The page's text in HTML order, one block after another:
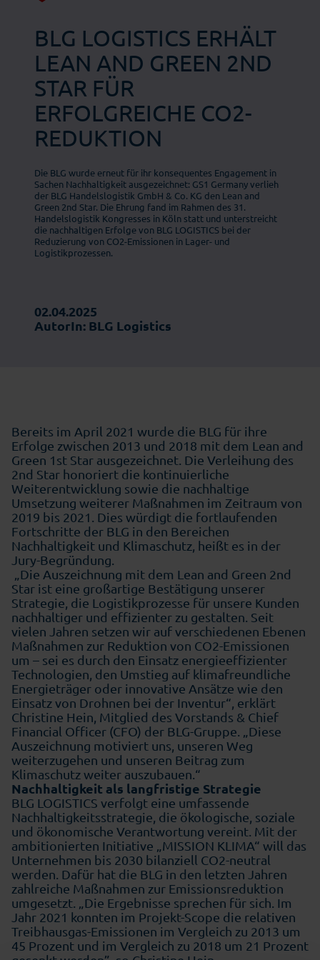
BLG LOGISTICS ERHÄLT
LEAN AND GREEN 2ND
STAR FÜR
ERFOLGREICHE CO2-
REDUKTION
Die BLG wurde erneut für ihr konsequentes Engagement in
Sachen Nachhaltigkeit ausgezeichnet: GS1 Germany verlieh
der BLG Handelslogistik GmbH & Co. KG den Lean and
Green 2nd Star. Die Ehrung fand im Rahmen des 31.
Handelslogistik Kongresses in Köln statt und unterstreicht
die nachhaltigen Erfolge von BLG LOGISTICS bei der
Reduzierung von CO2-Emissionen in Lager- und
Logistikprozessen.
02.04.2025
AutorIn: BLG Logistics
Bereits im April 2021 wurde die BLG für ihre
Erfolge zwischen 2013 und 2018 mit dem Lean and
Green 1st Star ausgezeichnet. Die Verleihung des
2nd Star honoriert die kontinuierliche
Weiterentwicklung sowie die nachhaltige
Umsetzung weiterer Maßnahmen im Zeitraum von
2019 bis 2021. Dies würdigt die fortlaufenden
Fortschritte der BLG in den Bereichen
Nachhaltigkeit und Klimaschutz, heißt es in der
Jury-Begründung.
„Die Auszeichnung mit dem Lean and Green 2nd
Star ist eine großartige Bestätigung unserer
Strategie, die Logistikprozesse für unsere Kunden
nachhaltiger und effizienter zu gestalten. Seit
vielen Jahren setzen wir auf verschiedenen Ebenen
Maßnahmen zur Reduktion von CO2-Emissionen
um – sei es durch den Einsatz energieeffizienter
Technologien, den Umstieg auf klimafreundliche
Energieträger oder innovative Ansätze wie den
Einsatz von Drohnen bei der Inventur“, erklärt
Christine Hein, Mitglied des Vorstands & Chief
Financial Officer (CFO) der BLG-Gruppe. „Diese
Auszeichnung motiviert uns, unseren Weg
weiterzugehen und unseren Beitrag zum
Klimaschutz weiter auszubauen.“
Nachhaltigkeit als langfristige Strategie
BLG LOGISTICS verfolgt eine umfassende
Nachhaltigkeitsstrategie, die ökologische, soziale
und ökonomische Verantwortung vereint. Mit der
ambitionierten Initiative „MISSION KLIMA“ will das
Unternehmen bis 2030 bilanziell CO2-neutral
werden. Dafür hat die BLG in den letzten Jahren
zahlreiche Maßnahmen zur Emissionsreduktion
umgesetzt. „Die Ergebnisse sprechen für sich. Im
Jahr 2021 konnten im Projekt-Scope die relativen
Treibhausgas-Emissionen im Vergleich zu 2013 um
45 Prozent und im Vergleich zu 2018 um 21 Prozent